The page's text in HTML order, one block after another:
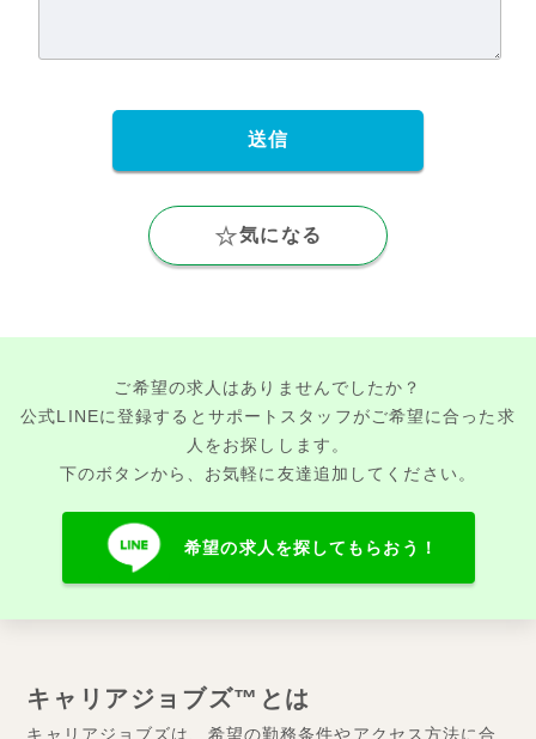
気になる
ご希望の求人はありませんでしたか？
公式LINEに登録するとサポートスタッフがご希望に合った求
人をお探しします。
下のボタンから、お気軽に友達追加してください。
希望の求人を探してもらおう！
キャリアジョブズ™とは
キャリアジョブズは、希望の勤務条件やアクセス方法に合